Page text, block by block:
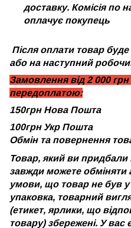
доставку. Комісія по
оплачує покупець
Після оплати товар
або на наступний
Замовлення від 2 000
передоплатою:
150грн Нова Пошта
100грн Укр Пошта
Обмін та повернення
Товар, який ви придбали
завжди можете обміняти
умови, що товар не був у
упаковка, товарний
(етикет, ярлики, що
товару) збережені. У вас